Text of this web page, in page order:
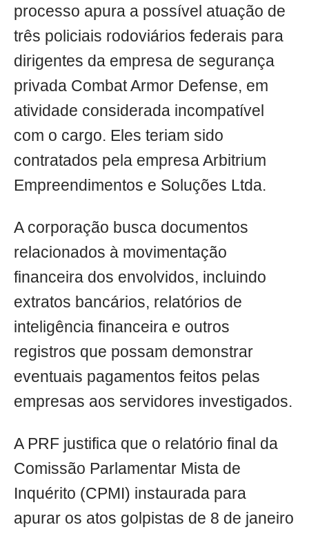
processo apura a possível atuação de
três policiais rodoviários federais para
dirigentes da empresa de segurança
privada Combat Armor Defense, em
atividade considerada incompatível
com o cargo. Eles teriam sido
contratados pela empresa Arbitrium
Empreendimentos e Soluções Ltda.
A corporação busca documentos
relacionados à movimentação
financeira dos envolvidos, incluindo
extratos bancários, relatórios de
inteligência financeira e outros
registros que possam demonstrar
eventuais pagamentos feitos pelas
empresas aos servidores investigados.
A PRF justifica que o relatório final da
Comissão Parlamentar Mista de
Inquérito (CPMI) instaurada para
apurar os atos golpistas de 8 de janeiro